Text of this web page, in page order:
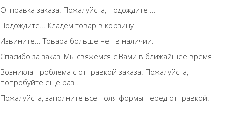
Отправка заказа. Пожалуйста, подождите ...
Подождите... Кладем товар в корзину
Извините... Товара больше нет в наличии.
Спасибо за заказ! Мы свяжемся с Вами в ближайшее время
Возникла проблема с отправкой заказа. Пожалуйста,
попробуйте еще раз..
Пожалуйста, заполните все поля формы перед отправкой.